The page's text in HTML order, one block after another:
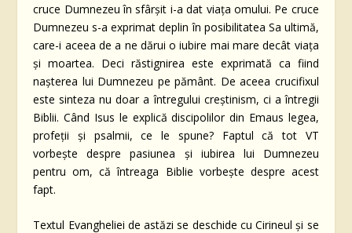
cruce Dumnezeu în sfârșit i-a dat viața omului. Pe cruce
Dumnezeu s-a exprimat deplin în posibilitatea Sa ultimă,
care-i aceea de a ne dărui o iubire mai mare decât viața
și moartea. Deci răstignirea este exprimată ca fiind
nașterea lui Dumnezeu pe pământ. De aceea crucifixul
este sinteza nu doar a întregului creștinism, ci a întregii
Biblii. Când Isus le explică discipolilor din Emaus legea,
profeții și psalmii, ce le spune? Faptul că tot VT
vorbește despre pasiunea și iubirea lui Dumnezeu
pentru om, că întreaga Biblie vorbește despre acest
fapt.
Textul Evangheliei de astăzi se deschide cu Cirineul și se